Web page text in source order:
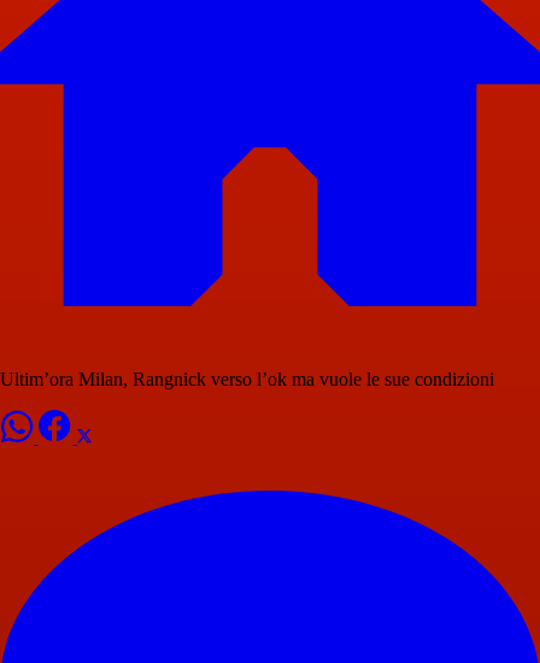
Ultim’ora Milan, Rangnick verso l’ok ma vuole le sue condizioni